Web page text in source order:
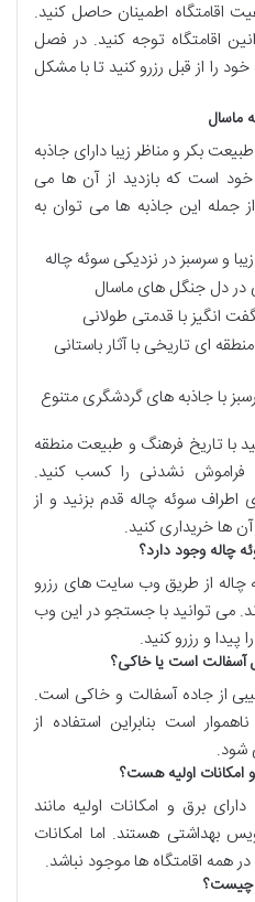
اقامتگاه اطمینان حاصل کنید.
اقامتگاه توجه کنید. در فصل
را از قبل رزرو کنید تا با مشکل
ماسال
بکر و مناظر زیبا دارای جاذبه
است که بازدید از آن ها می
جمله این جاذبه ها می توان به
و سرسبز در نزدیکی سوئه چاله
در دل جنگل های ماسال
انگیز با قدمتی طولانی
ای تاریخی با آثار باستانی
با جاذبه های گردشگری متنوع
با تاریخ فرهنگ و طبیعت منطقه
فراموش نشدنی را کسب کنید.
سوئه چاله قدم بزنید و از
ها خریداری کنید.
چاله وجود دارد؟
چاله از طریق وب سایت های رزرو
می توانید با جستجو در این وب
پیدا و رزرو کنید.
آسفالت است یا خاکی؟
از جاده آسفالت و خاکی است.
است بنابراین استفاده از
شود.
و امکانات اولیه هست؟
برق و امکانات اولیه مانند
بهداشتی هستند. اما امکانات
همه اقامتگاه ها موجود نباشد.
چیست؟